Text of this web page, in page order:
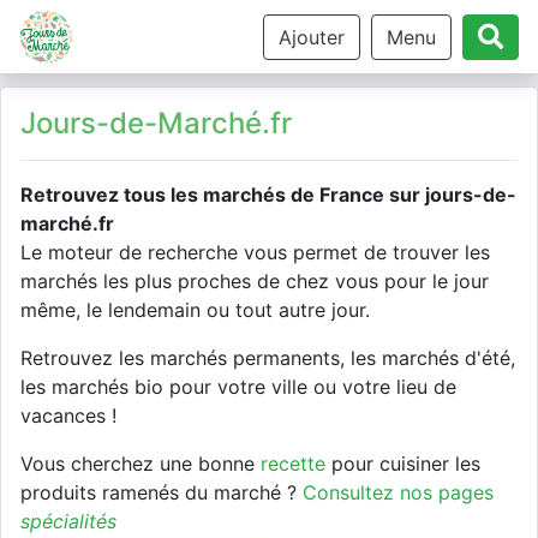
Ajouter Menu
Jours-de-Marché.fr
Retrouvez tous les marchés de France sur jours-de-
marché.fr
Le moteur de recherche vous permet de trouver les
marchés les plus proches de chez vous pour le jour
même, le lendemain ou tout autre jour.
Retrouvez les marchés permanents, les marchés d'été,
les marchés bio pour votre ville ou votre lieu de
vacances !
Vous cherchez une bonne recette pour cuisiner les
produits ramenés du marché ? Consultez nos pages
spécialités